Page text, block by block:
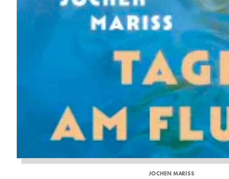
JOCHEN MARISS